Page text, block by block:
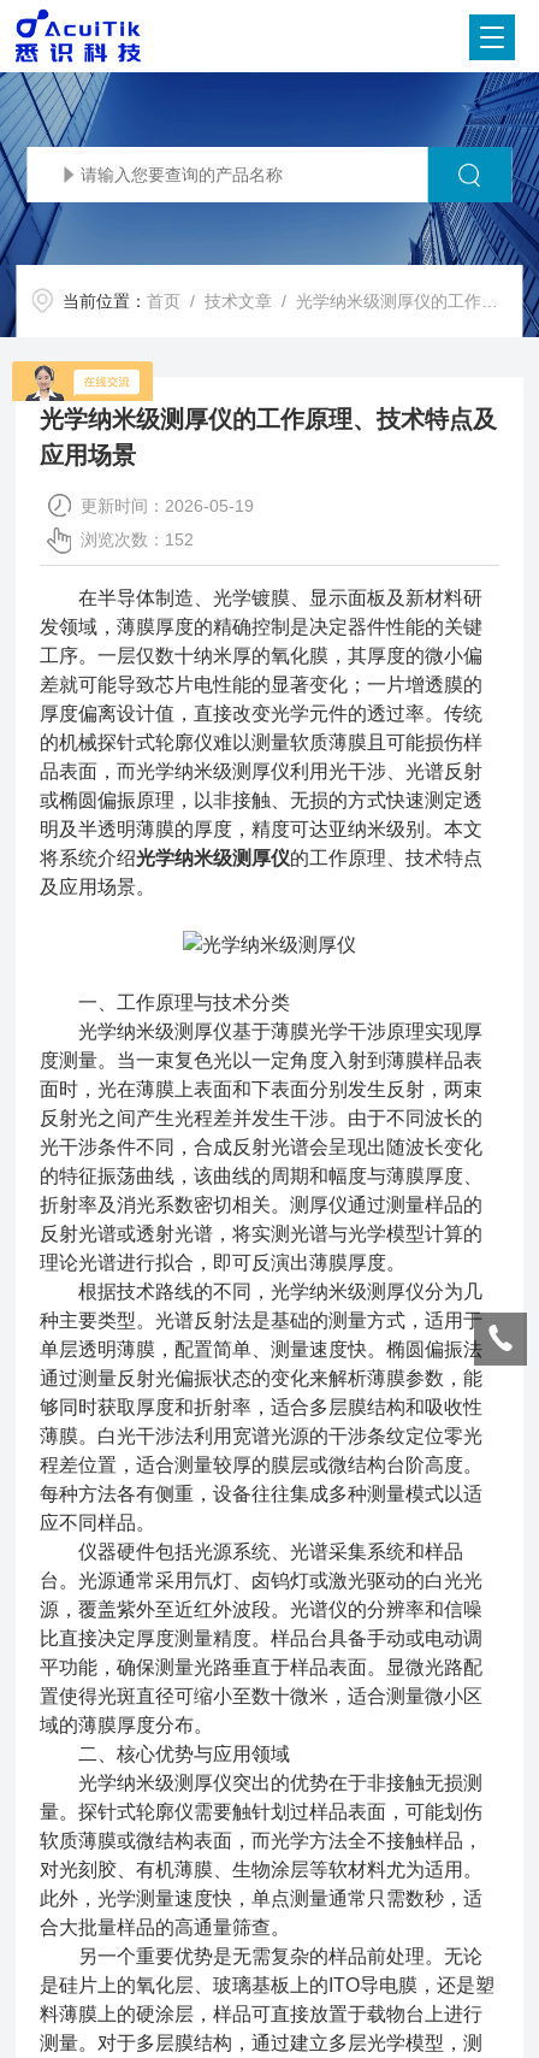
当前位置：首页 /技术文章 / 光学纳米级测厚仪的工作原理、技术特点及应用场景
光学纳米级测厚仪的工作原理、技术特点及
应用场景
更新时间：2026-05-19
浏览次数：152
在半导体制造、光学镀膜、显示面板及新材料研
发领域，薄膜厚度的精确控制是决定器件性能的关键
工序。一层仅数十纳米厚的氧化膜，其厚度的微小偏
差就可能导致芯片电性能的显著变化；一片增透膜的
厚度偏离设计值，直接改变光学元件的透过率。传统
的机械探针式轮廓仪难以测量软质薄膜且可能损伤样
品表面，而光学纳米级测厚仪利用光干涉、光谱反射
或椭圆偏振原理，以非接触、无损的方式快速测定透
明及半透明薄膜的厚度，精度可达亚纳米级别。本文
将系统介绍光学纳米级测厚仪的工作原理、技术特点
及应用场景。
一、工作原理与技术分类
光学纳米级测厚仪基于薄膜光学干涉原理实现厚
度测量。当一束复色光以一定角度入射到薄膜样品表
面时，光在薄膜上表面和下表面分别发生反射，两束
反射光之间产生光程差并发生干涉。由于不同波长的
光干涉条件不同，合成反射光谱会呈现出随波长变化
的特征振荡曲线，该曲线的周期和幅度与薄膜厚度、
折射率及消光系数密切相关。测厚仪通过测量样品的
反射光谱或透射光谱，将实测光谱与光学模型计算的
理论光谱进行拟合，即可反演出薄膜厚度。
根据技术路线的不同，光学纳米级测厚仪分为几
种主要类型。光谱反射法是基础的测量方式，适用于
单层透明薄膜，配置简单、测量速度快。椭圆偏振法
通过测量反射光偏振状态的变化来解析薄膜参数，能
够同时获取厚度和折射率，适合多层膜结构和吸收性
薄膜。白光干涉法利用宽谱光源的干涉条纹定位零光
程差位置，适合测量较厚的膜层或微结构台阶高度。
每种方法各有侧重，设备往往集成多种测量模式以适
应不同样品。
仪器硬件包括光源系统、光谱采集系统和样品
台。光源通常采用氘灯、卤钨灯或激光驱动的白光光
源，覆盖紫外至近红外波段。光谱仪的分辨率和信噪
比直接决定厚度测量精度。样品台具备手动或电动调
平功能，确保测量光路垂直于样品表面。显微光路配
置使得光斑直径可缩小至数十微米，适合测量微小区
域的薄膜厚度分布。
二、核心优势与应用领域
光学纳米级测厚仪突出的优势在于非接触无损测
量。探针式轮廓仪需要触针划过样品表面，可能划伤
软质薄膜或微结构表面，而光学方法全不接触样品，
对光刻胶、有机薄膜、生物涂层等软材料尤为适用。
此外，光学测量速度快，单点测量通常只需数秒，适
合大批量样品的高通量筛查。
另一个重要优势是无需复杂的样品前处理。无论
是硅片上的氧化层、玻璃基板上的ITO导电膜，还是塑
料薄膜上的硬涂层，样品可直接放置于载物台上进行
测量。对于多层膜结构，通过建立多层光学模型，测